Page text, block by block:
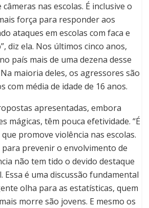
nas escolas. É inclusive o
força para responder aos
ataques em escolas com faca e
diz ela. Nos últimos cinco anos,
país mais de uma dezena desse
maioria deles, os agressores são
com média de idade de 16 anos.
apresentadas, embora
mágicas, têm pouca efetividade. “É
promove violência nas escolas.
para prevenir o envolvimento de
não tem tido o devido destaque
Essa é uma discussão fundamental
olha para as estatísticas, quem
morre são jovens. E mesmo os